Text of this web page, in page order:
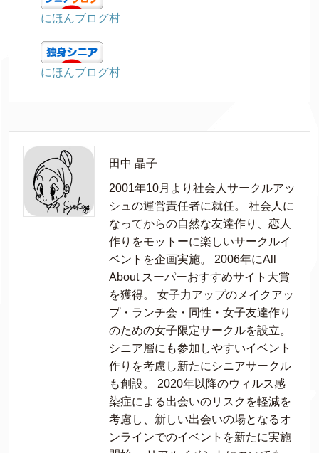
にほんブログ村
にほんブログ村
田中 晶子
2001年10月より社会人サークルアッ
シュの運営責任者に就任。 社会人に
なってからの自然な友達作り、恋人
作りをモットーに楽しいサークルイ
ベントを企画実施。 2006年にAll
About スーパーおすすめサイト大賞
を獲得。 女子力アップのメイクアッ
プ・ランチ会・同性・女子友達作り
のための女子限定サークルを設立。
シニア層にも参加しやすいイベント
作りを考慮し新たにシニアサークル
も創設。 2020年以降のウィルス感
染症による出会いのリスクを軽減を
考慮し、新しい出会いの場となるオ
ンラインでのイベントを新たに実施